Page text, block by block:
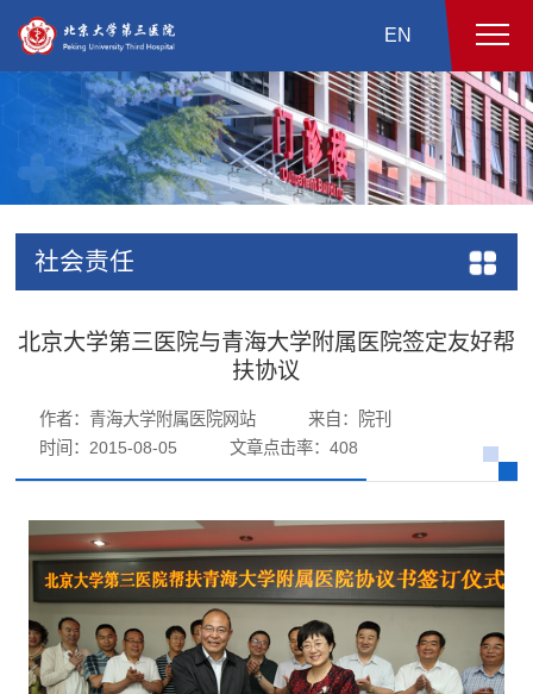
EN
社会责任
北京大学第三医院与青海大学附属医院签定友好帮
扶协议
作者：青海大学附属医院网站
来自：院刊
时间：2015-08-05
文章点击率：408